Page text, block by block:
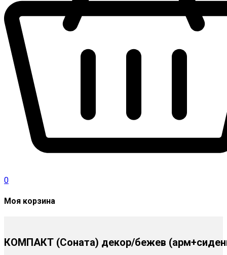
0
Моя корзина
КОМПАКТ (Соната) декор/бежев